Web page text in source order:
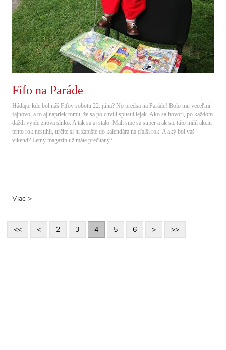
Fifo na Paráde
Hádajte kde bol náš Fifov sobotu 22. júna? No predsa na Paráde! Bolo mu veeeľmi
fajnovo, a to aj napriek tomu, že sa po chvíli spustil lejak. Ako sa hovorí, po každom
daždi vyjde znova slnko. A tak sa aj stalo. Mali sme sa super a ak ste túto milú akciu
tento rok nestihli, určite si ju zapíšte do kalendára na ďalší rok. A aký bol váš
víkend? Letný magazín už máte prečítaný?
Viac >
<< < 2 3 4 5 6 > >>